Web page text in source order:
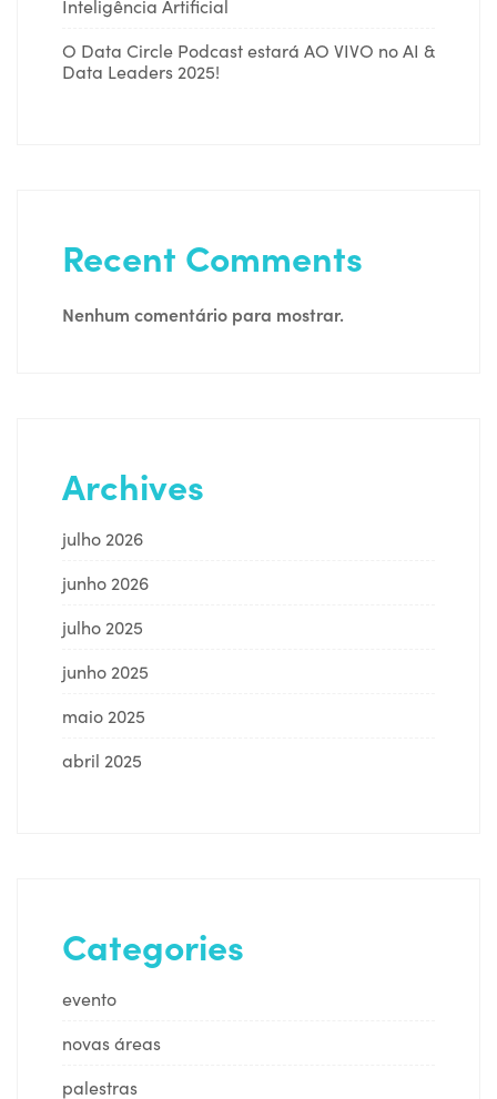
Inteligência Artificial
O Data Circle Podcast estará AO VIVO no AI &
Data Leaders 2025!
Recent Comments
Nenhum comentário para mostrar.
Archives
julho 2026
junho 2026
julho 2025
junho 2025
maio 2025
abril 2025
Categories
evento
novas áreas
palestras